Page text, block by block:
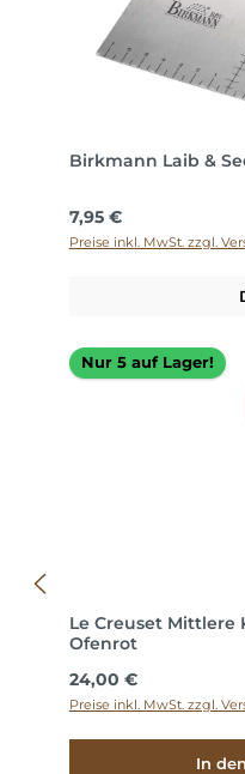
Birkmann Laib &
Regulärer Preis:
7,95 €
Preise inkl. MwSt. zzgl.
Nur 5 auf Lager!
Le Creuset Mittlere
Ofenrot
Regulärer Preis:
24,00 €
Preise inkl. MwSt. zzgl.
In